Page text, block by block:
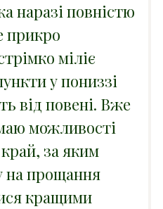
наразі повністю
прикро
міліє
у пониззі
від повені. Вже
можливості
за яким
на прощання
кращими